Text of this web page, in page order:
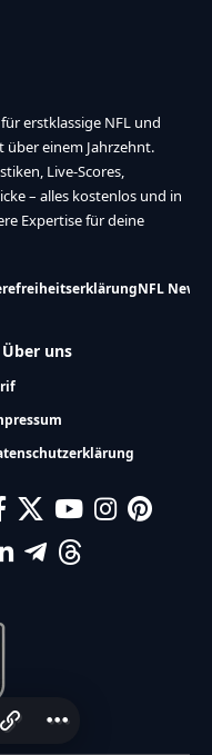
erstklassige NFL und
einem Jahrzehnt.
Live-Scores,
– alles kostenlos und in
Expertise für deine
NFL News
Über uns